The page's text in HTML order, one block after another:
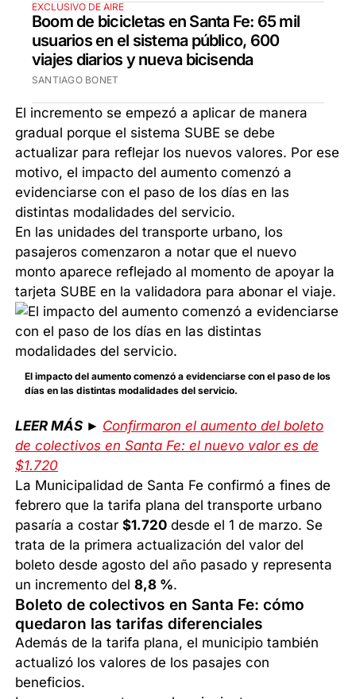
EXCLUSIVO DE AIRE
Boom de bicicletas en Santa Fe: 65 mil
usuarios en el sistema público, 600
viajes diarios y nueva bicisenda
SANTIAGO BONET
El incremento se empezó a aplicar de manera
gradual porque el sistema SUBE se debe
actualizar para reflejar los nuevos valores. Por ese
motivo, el impacto del aumento comenzó a
evidenciarse con el paso de los días en las
distintas modalidades del servicio.
En las unidades del transporte urbano, los
pasajeros comenzaron a notar que el nuevo
monto aparece reflejado al momento de apoyar la
tarjeta SUBE en la validadora para abonar el viaje.
El impacto del aumento comenzó a evidenciarse con el paso de los
días en las distintas modalidades del servicio.
LEER MÁS ► Confirmaron el aumento del boleto
de colectivos en Santa Fe: el nuevo valor es de
$1.720
La Municipalidad de Santa Fe confirmó a fines de
febrero que la tarifa plana del transporte urbano
pasaría a costar$1.720 desde el 1 de marzo. Se
trata de la primera actualización del valor del
boleto desde agosto del año pasado y representa
un incremento del8,8 %.
Boleto de colectivos en Santa Fe: cómo
quedaron las tarifas diferenciales
Además de la tarifa plana, el municipio también
actualizó los valores de los pasajes con
beneficios.